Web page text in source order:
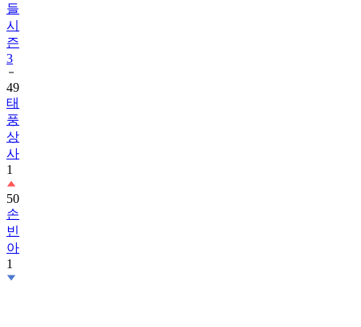
들
시
즌
3
49
태
풍
상
사
1
50
손
빈
아
1